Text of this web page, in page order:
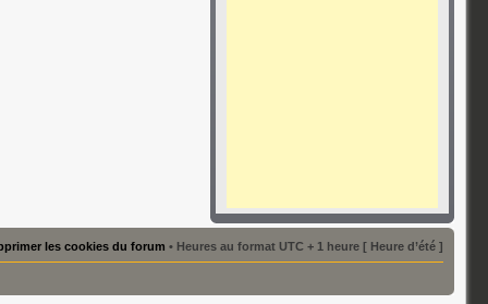
les cookies du forum • Heures au format UTC + 1 heure [ Heure d’été ]